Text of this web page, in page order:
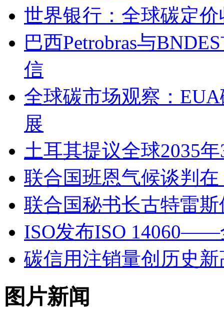
世界银行：全球碳定
巴西Petrobras与
信
全球碳市场观察：
展
土耳其提议全球2035
联合国班恩气候谈判
联合国秘书长古特雷
ISO发布ISO 14060——
碳信用注销量创历史
图片新闻